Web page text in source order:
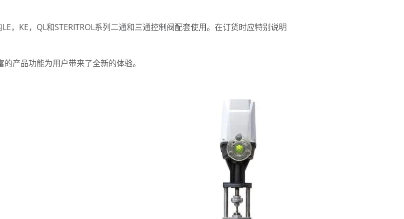
，KE，QL和STERITROL系列二通和三通控制阀配套使用。在订货时应特别说明
产品功能为用户带来了全新的体验。